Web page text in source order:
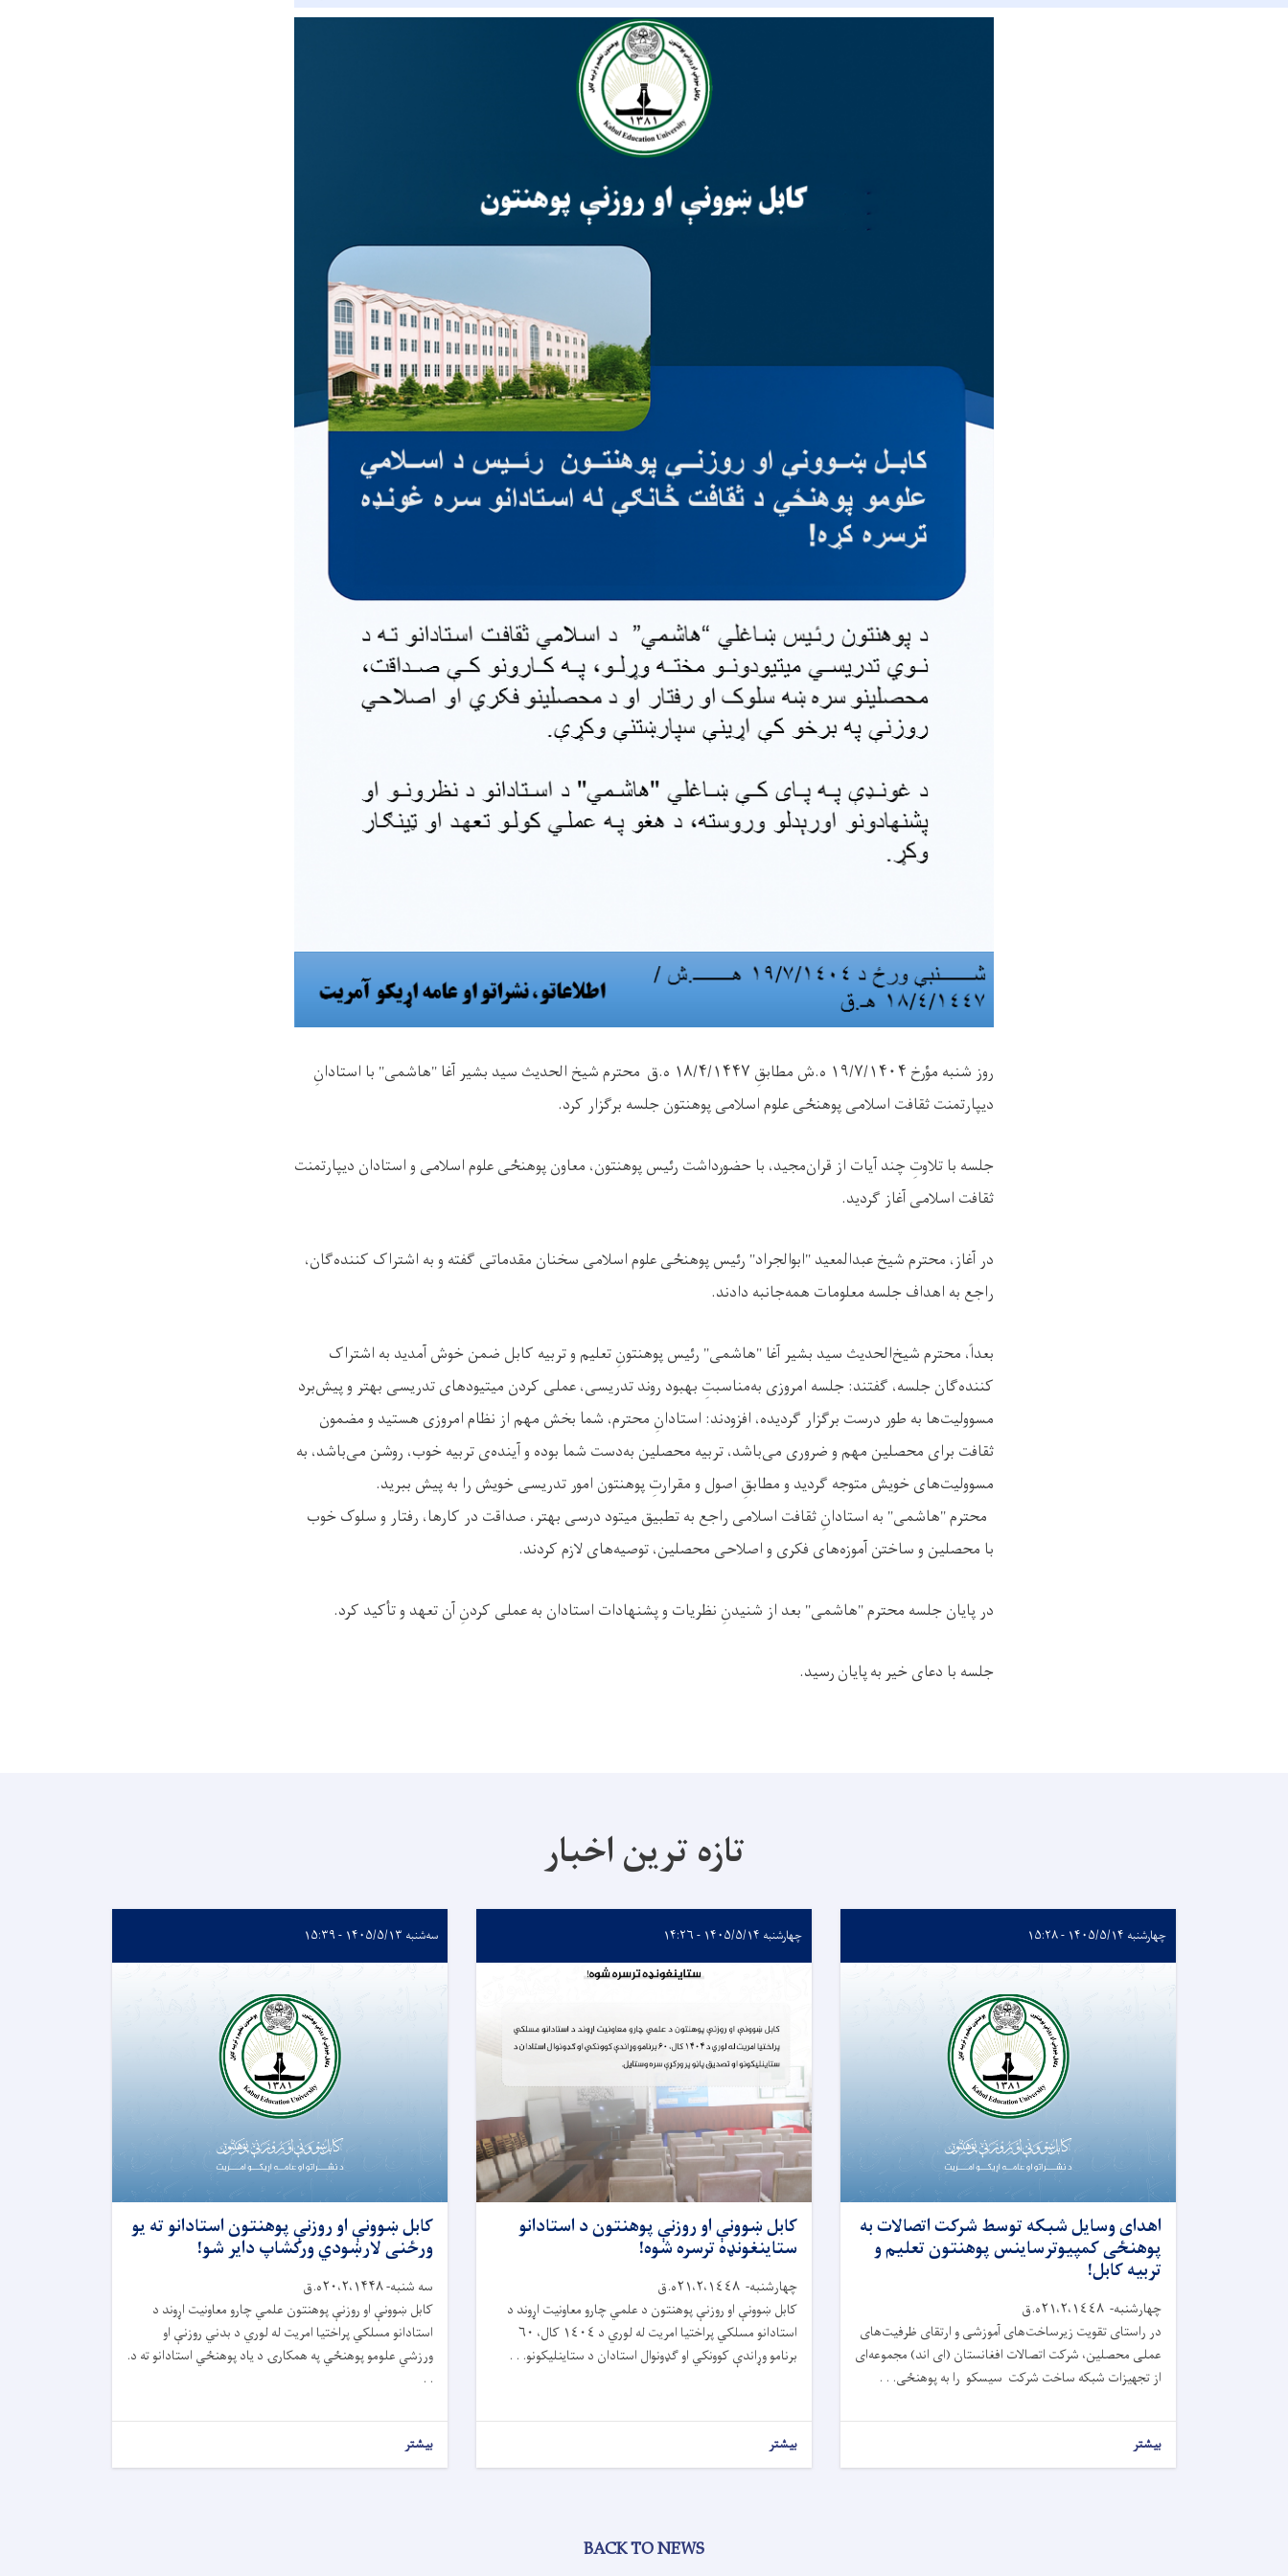
روز شنبه مؤرخ ۱۹/۷/۱۴۰۴ ه.ش مطابقِ ۱۸/۴/۱۴۴۷ ه.ق محترم شیخ الحدیث سید بشیر آغا "هاشمی" با استادانِ
دیپارتمنت ثقافت اسلامی پوهنځی‌ علوم اسلامی پوهنتون جلسه برگزار کرد.
جلسه با تلاوتِ چند آیات از قران‌مجید، با حضورداشت رئیس پوهنتون، معاون پوهنځی علوم اسلامی و استادان دیپارتمنت
ثقافت اسلامی آغاز گردید.
در آغاز، محترم شیخ عبدالمعید "ابوالجراد" رئیس پوهنځی علوم اسلامی سخنان مقدماتی گفته و به اشتراک کننده‌گان،
راجع به اهداف جلسه معلومات همه‌جانبه دادند.
بعداً، محترم شیخ‌الحدیث سید بشیر آغا "هاشمی" رئیس پوهنتونِ تعلیم و تربیه کابل ضمن خوش آمدید به اشتراک
کننده‌گان جلسه، گفتند: جلسه امروزی به‌مناسبتِ بهبود روند تدریسی، عملی کردن میتیود‌های تدریسی بهتر و پیش‌برد
مسوولیت‌ها به طور درست برگزار گردیده، افزودند: استادانِ محترم، شما بخش مهم از نظام امروزی هستید و مضمون
ثقافت برای محصلین مهم و ضروری می‌باشد، تربیه محصلین به‌دست شما بوده و آینده‌ی تربیه خوب، روشن می‌باشد، به
مسوولیت‌های خویش متوجه گردید و مطابقِ اصول و مقرارتِ پوهنتون امور تدریسی خویش را به پیش ببرید.
محترم "هاشمی" به استادانِ ثقافت اسلامی راجع به تطبیق میتود درسی بهتر، صداقت در کارها، رفتار و سلوک خوب
با محصلین و ساختن آموزه‌های فکری و اصلاحی محصلین، توصیه‌های لازم کردند.
در پایان جلسه محترم "هاشمی" بعد از شنیدنِ نظریات و پشنهادات استادان به عملی کردنِ آن تعهد و تأکید کرد.
جلسه با دعای خیر به پایان رسید.
تازه ترین اخبار
چهارشنبه ۱۴۰۵/۵/۱۴ - ۱۵:۲۸
اهدای وسایل شبکه توسط شرکت اتصالات به
پوهنځی کمپیوترساینس پوهنتون تعلیم و
تربیه کابل!
چهارشنبه- ٢١،٢،١٤٤٨ه.ق
در راستای تقویت زیرساخت‌های آموزشی و ارتقای ظرفیت‌های
عملی محصلین، شرکت اتصالات افغانستان (ای اند) مجموعه‌ای
از تجهیزات شبکه ساخت شرکت سیسکو را به پوهنځی. . .
بیشتر
چهارشنبه ۱۴۰۵/۵/۱۴ - ۱۴:۲۶
کابل ښوونې او روزنې پوهنتون د استادانو
ستاینغونډه ترسره شوه!
چهارشنبه- ٢١،٢،١٤٤٨ه.ق
کابل ښوونې او روزنې پوهنتون د علمي چارو معاونیت اړوند د
استادانو مسلکي پراختیا امریت له لوري د ١٤٠٤ کال، ٦٠
برنامو وړاندې کوونکي او ګډونوال استادان د ستاینلیکونو. . .
بیشتر
سه‌شنبه ۱۴۰۵/۵/۱۳ - ۱۵:۳۹
کابل ښوونې او روزنې پوهنتون استادانو ته یو
ورځنی لارښودي ورکشاپ دایر شو!
سه شنبه- ۲۰،۲،۱۴۴۸ه.ق
کابل ښوونې او روزنې پوهنتون علمي چارو معاونیت اړوند د
استادانو مسلکي پراختیا امریت له لوري د بدني روزنې او
ورزشي علومو پوهنځي په همکارۍ د یاد پوهنځي استادانو ته د.
. .
بیشتر
BACK TO NEWS